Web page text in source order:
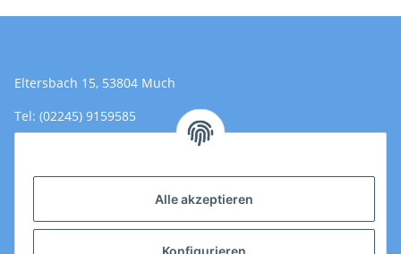
Alle akzeptieren
Eltersbach 15, 53804 Much
Tel: (02245) 9159585
Email: Kontakt@toromedical.de
Öffnungszeiten (Mo-Fr.) 8:00 - 17:00